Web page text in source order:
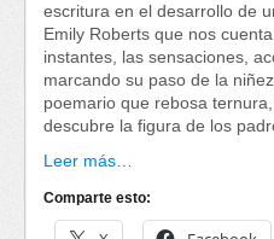
escritura en el desarrollo de
Emily Roberts que nos
instantes, las sensaciones,
marcando su paso de la
poemario que rebosa
descubre la figura de los
Leer más…
Comparte esto: